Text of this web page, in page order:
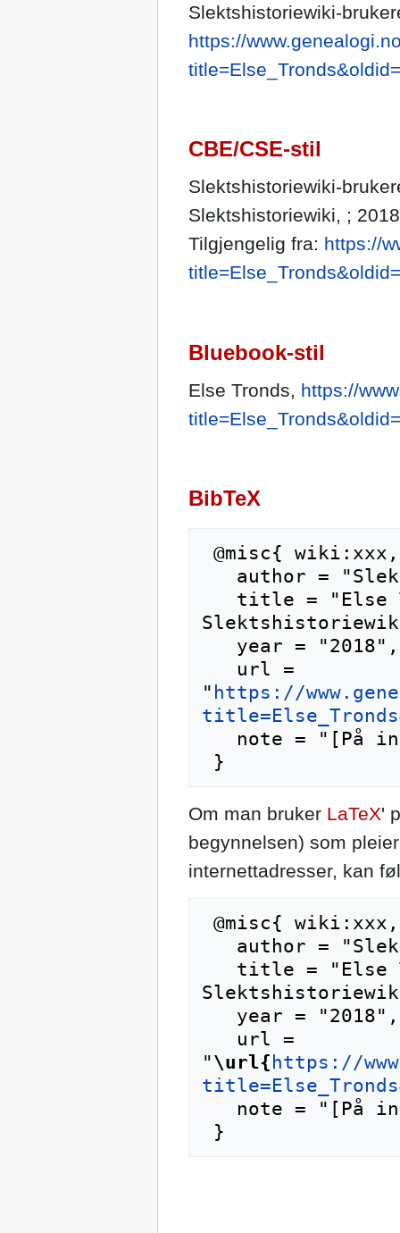
Slektshistoriewiki-
https://
CBE/CSE-stil
Slektshistoriewiki-
Slektshistoriewiki, ;
Tilgjengelig fra: https://
Bluebook-stil
Else Tronds, https://
BibTeX
" https://
Om man bruker LaTeX'
begynnelsen) som
internettadresser, kan
"\url{ https://